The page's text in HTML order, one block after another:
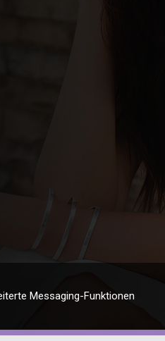
Messaging-Funktionen